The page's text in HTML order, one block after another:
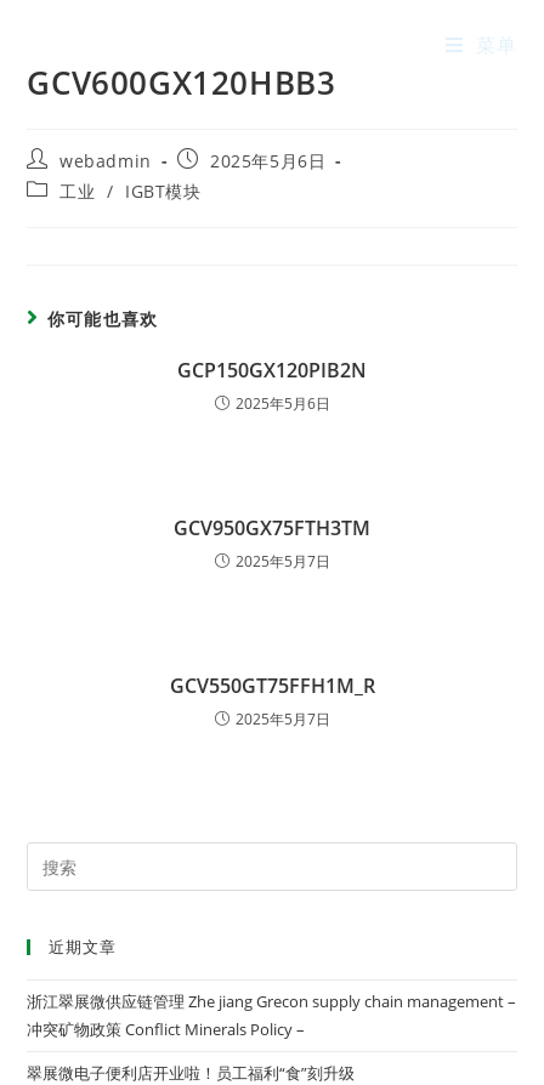
菜单
GCV600GX120HBB3
webadmin
2025年5月6日
工业 / IGBT模块
你可能也喜欢
GCP150GX120PIB2N
2025年5月6日
GCV950GX75FTH3TM
2025年5月7日
GCV550GT75FFH1M_R
2025年5月7日
近期文章
浙江翠展微供应链管理 Zhe jiang Grecon supply chain management –
冲突矿物政策 Conflict Minerals Policy –
翠展微电子便利店开业啦！员工福利“食”刻升级